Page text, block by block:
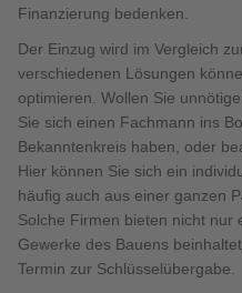
Finanzierung bedenken.
Der Einzug wird im Vergleich
verschiedenen Lösungen
optimieren. Wollen Sie
Sie sich einen Fachmann ins
Bekanntenkreis haben, oder
Hier können Sie sich ein
häufig auch aus einer ganzen
Solche Firmen bieten nicht nur
Gewerke des Bauens
Termin zur Schlüsselübergabe.